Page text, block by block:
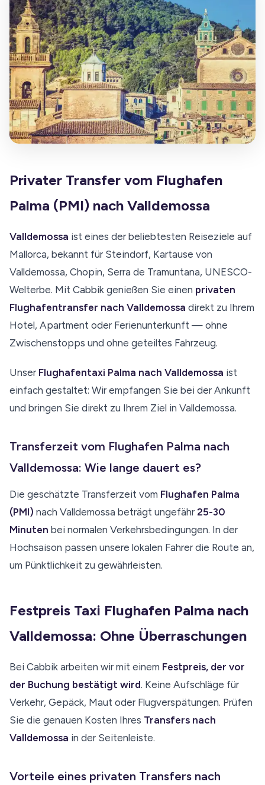
Privater Transfer vom Flughafen
Palma (PMI) nach Valldemossa
Valldemossa ist eines der beliebtesten Reiseziele auf
Mallorca, bekannt für Steindorf, Kartause von
Valldemossa, Chopin, Serra de Tramuntana, UNESCO-
Welterbe. Mit Cabbik genießen Sie einen privaten
Flughafentransfer nach Valldemossa direkt zu Ihrem
Hotel, Apartment oder Ferienunterkunft — ohne
Zwischenstopps und ohne geteiltes Fahrzeug.
Unser Flughafentaxi Palma nach Valldemossa ist
einfach gestaltet: Wir empfangen Sie bei der Ankunft
und bringen Sie direkt zu Ihrem Ziel in Valldemossa.
Transferzeit vom Flughafen Palma nach
Valldemossa: Wie lange dauert es?
Die geschätzte Transferzeit vom Flughafen Palma
(PMI) nach Valldemossa beträgt ungefähr 25-30
Minuten bei normalen Verkehrsbedingungen. In der
Hochsaison passen unsere lokalen Fahrer die Route an,
um Pünktlichkeit zu gewährleisten.
Festpreis Taxi Flughafen Palma nach
Valldemossa: Ohne Überraschungen
Bei Cabbik arbeiten wir mit einem Festpreis, der vor
der Buchung bestätigt wird. Keine Aufschläge für
Verkehr, Gepäck, Maut oder Flugverspätungen. Prüfen
Sie die genauen Kosten Ihres Transfers nach
Valldemossa in der Seitenleiste.
Vorteile eines privaten Transfers nach